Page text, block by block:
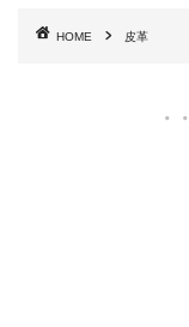
HOME 皮革